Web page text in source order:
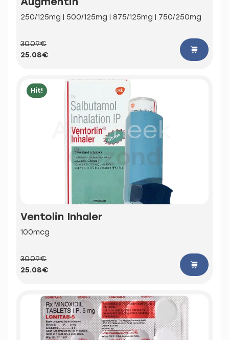
250/125mg | 500/125mg | 875/125mg | 750/250mg
30.09€
25.08€
Hit!
Ventolin Inhaler
100mcg
30.09€
25.08€